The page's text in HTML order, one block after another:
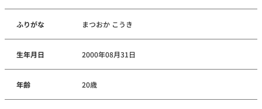
ふりがな まつおか こうき
生年月日 2000年08月31日
年齢 20歳